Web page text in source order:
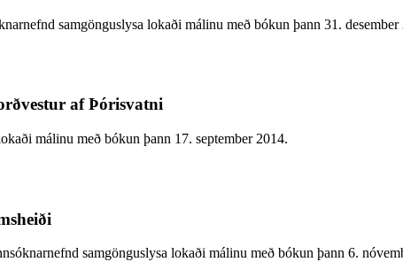
samgönguslysa lokaði málinu með bókun þann 31. desember
af Þórisvatni
málinu með bókun þann 17. september 2014.
samgönguslysa lokaði málinu með bókun þann 6.